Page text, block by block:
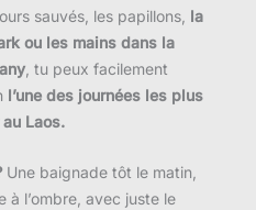
sauvés, les papillons, la
ou les mains dans la
, tu peux facilement
l’une des journées les plus
Laos.
Une baignade tôt le matin,
à l’ombre, avec juste le